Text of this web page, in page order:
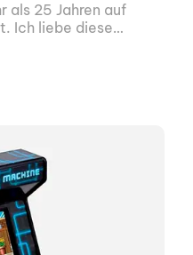
als 25 Jahren auf
Ich liebe diese